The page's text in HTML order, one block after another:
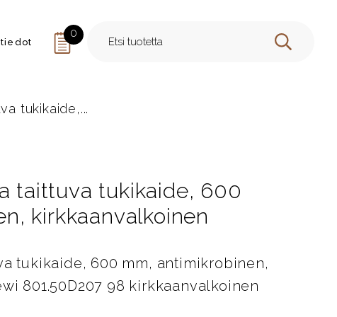
0
HAE
tukikaide,...
taittuva tukikaide, 600
kirkkaanvalkoinen
tukikaide, 600 mm, antimikrobinen,
801.50D207 98 kirkkaanvalkoinen